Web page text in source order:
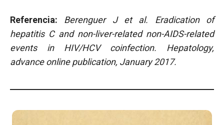
Referencia: Berenguer J et al. Eradication of
hepatitis C and non-liver-related non-AIDS-related
events in HIV/HCV coinfection. Hepatology,
advance online publication, January 2017.